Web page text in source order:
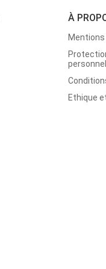
À
Ethique